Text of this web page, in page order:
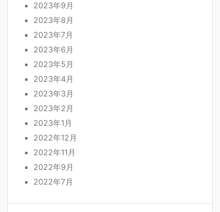
2023年9月
2023年8月
2023年7月
2023年6月
2023年5月
2023年4月
2023年3月
2023年2月
2023年1月
2022年12月
2022年11月
2022年9月
2022年7月